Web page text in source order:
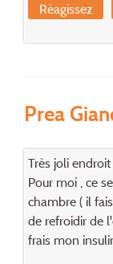
Réagissez
Prea
Très joli
Pour moi , ce
chambre ( il
de refroidir de
frais mon